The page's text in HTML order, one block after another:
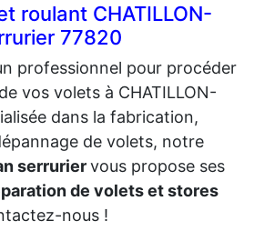
roulant CHATILLON-
77820
professionnel pour procéder
vos volets à CHATILLON-
dans la fabrication,
de volets, notre
serruriervous propose ses
de volets et stores
nous !